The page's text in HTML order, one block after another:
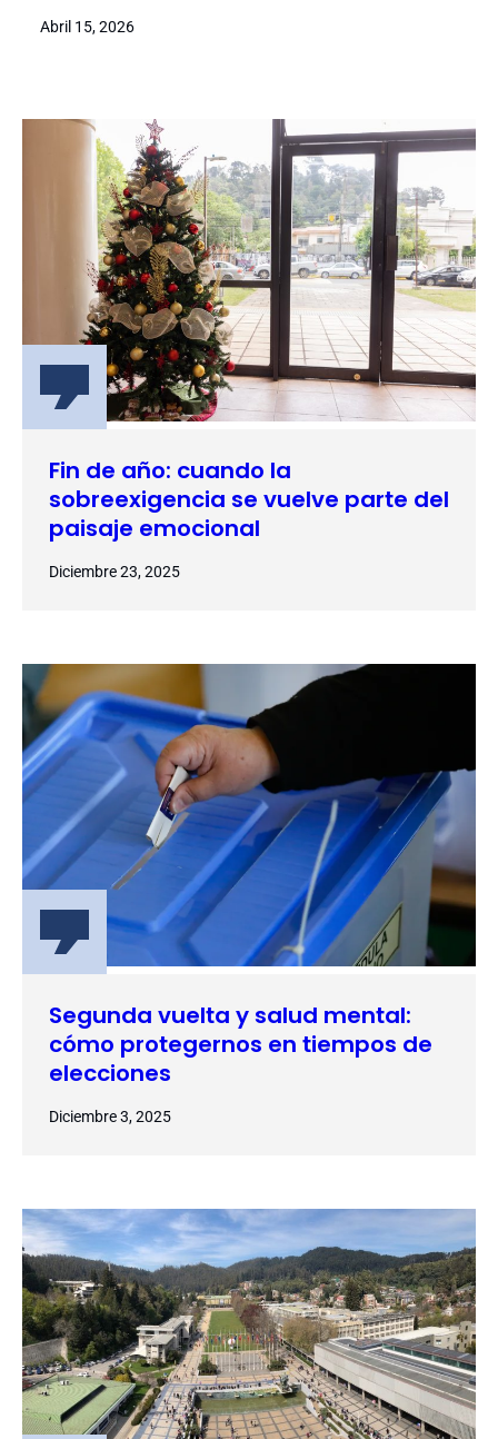
Abril 15, 2026
Fin de año: cuando la
sobreexigencia se vuelve parte del
paisaje emocional
Diciembre 23, 2025
Segunda vuelta y salud mental:
cómo protegernos en tiempos de
elecciones
Diciembre 3, 2025